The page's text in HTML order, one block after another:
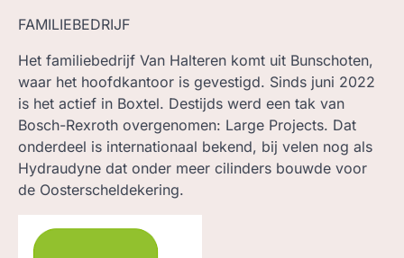
FAMILIEBEDRIJF
Het familiebedrijf Van Halteren komt uit Bunschoten,
waar het hoofdkantoor is gevestigd. Sinds juni 2022
is het actief in Boxtel. Destijds werd een tak van
Bosch-Rexroth overgenomen: Large Projects. Dat
onderdeel is internationaal bekend, bij velen nog als
Hydraudyne dat onder meer cilinders bouwde voor
de Oosterscheldekering.